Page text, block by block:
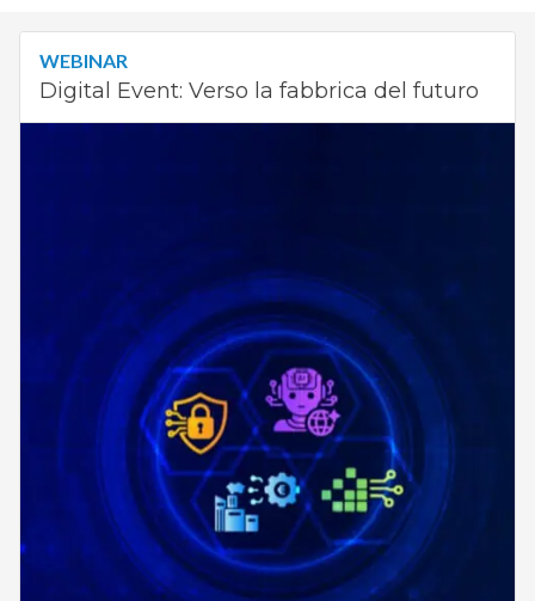
WEBINAR
Digital Event: Verso la fabbrica del futuro